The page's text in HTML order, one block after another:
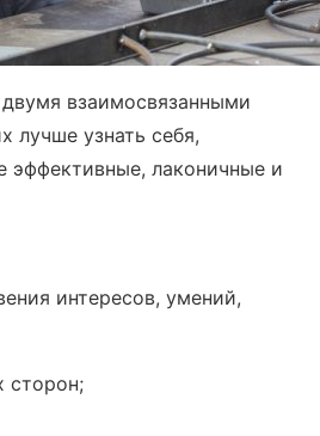
взаимосвязанными
лучше узнать себя,
эффективные, лаконичные и
интересов, умений,
сторон;